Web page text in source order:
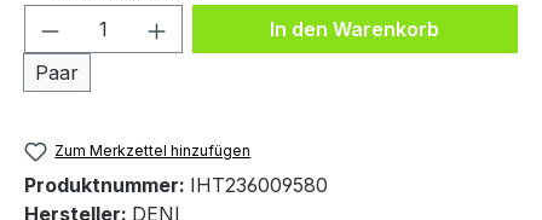
Produkt Anzahl: Gib den
Paar
In den Warenkorb
Zum Merkzettel hinzufügen
Produktnummer: IHT236009580
Hersteller: DENI